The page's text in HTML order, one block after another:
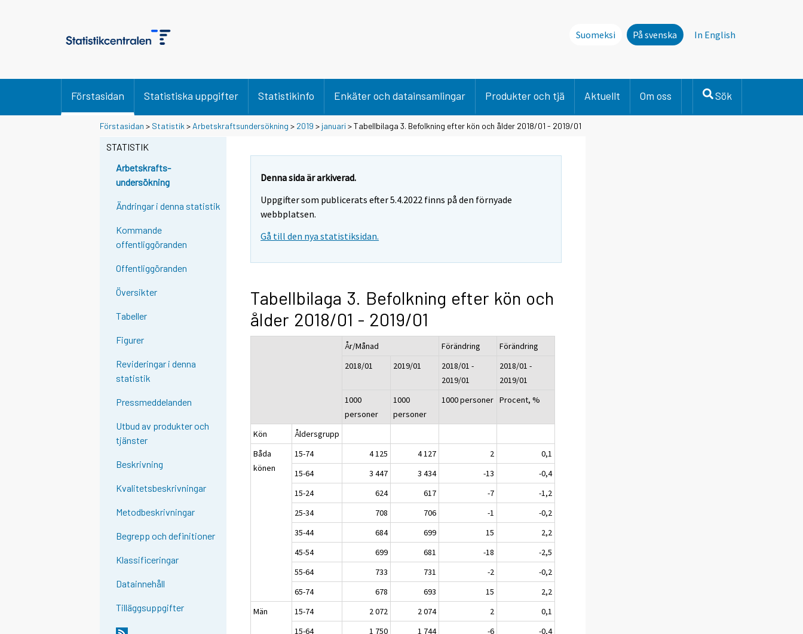
Suomeksi På svenska In English
Förstasidan Statistiska uppgifter Statistikinfo Enkäter och datainsamlingar Produkter och tjä Aktuellt Om oss Sök
Förstasidan > Statistik > Arbetskraftsundersökning > 2019 > januari > Tabellbilaga 3. Befolkning efter kön och ålder 2018/01 - 2019/01
STATISTIK
Arbetskrafts-
undersökning
Ändringar i denna statistik
Kommande
offentliggöranden
Offentliggöranden
Översikter
Tabeller
Figurer
Revideringar i denna
statistik
Pressmeddelanden
Utbud av produkter och
tjänster
Beskrivning
Kvalitetsbeskrivningar
Metodbeskrivningar
Begrepp och definitioner
Klassificeringar
Datainnehåll
Tilläggsuppgifter
Denna sida är arkiverad.
Uppgifter som publicerats efter 5.4.2022 finns på den förnyade
webbplatsen.
Gå till den nya statistiksidan.
Tabellbilaga 3. Befolkning efter kön och
ålder 2018/01 - 2019/01
År/Månad Förändring
Förändring
2018/01
2019/01
2018/01 -
2019/01
2018/01 -
2019/01
1000
personer
1000
personer
1000 personer Procent, %
Kön
Åldersgrupp
Båda
könen
15-74 4 125 4 127 2
0,1
15-64
3 447 3 434 -13
-0,4
15-24
624 617 -7
-1,2
25-34
708 706 -1
-0,2
35-44
684 699 15
2,2
45-54
699 681 -18
-2,5
55-64
733 731 -2
-0,2
65-74
678 693 15
2,2
Män
15-74 2 072 2 074 2
0,1
15-64
1 750 1 744 -6
-0,4